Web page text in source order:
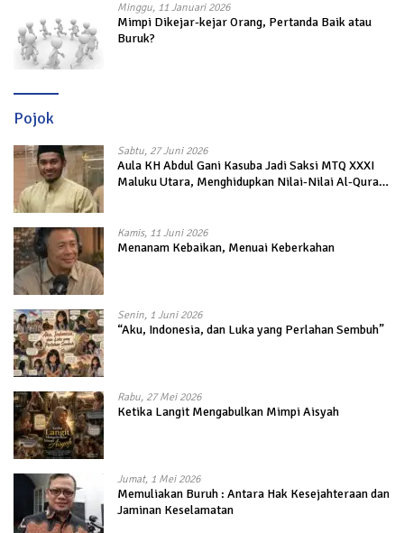
Minggu, 11 Januari 2026
Mimpi Dikejar-kejar Orang, Pertanda Baik atau
Buruk?
Pojok
Sabtu, 27 Juni 2026
Aula KH Abdul Gani Kasuba Jadi Saksi MTQ XXXI
Maluku Utara, Menghidupkan Nilai-Nilai Al-Quran
Kamis, 11 Juni 2026
Menanam Kebaikan, Menuai Keberkahan
Senin, 1 Juni 2026
“Aku, Indonesia, dan Luka yang Perlahan Sembuh”
Rabu, 27 Mei 2026
Ketika Langit Mengabulkan Mimpi Aisyah
Jumat, 1 Mei 2026
Memuliakan Buruh : Antara Hak Kesejahteraan dan
Jaminan Keselamatan